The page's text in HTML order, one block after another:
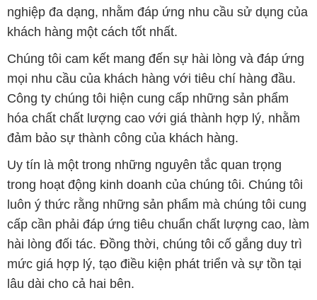
nghiệp đa dạng, nhằm đáp ứng nhu cầu sử dụng của
khách hàng một cách tốt nhất.
Chúng tôi cam kết mang đến sự hài lòng và đáp ứng
mọi nhu cầu của khách hàng với tiêu chí hàng đầu.
Công ty chúng tôi hiện cung cấp những sản phẩm
hóa chất chất lượng cao với giá thành hợp lý, nhằm
đảm bảo sự thành công của khách hàng.
Uy tín là một trong những nguyên tắc quan trọng
trong hoạt động kinh doanh của chúng tôi. Chúng tôi
luôn ý thức rằng những sản phẩm mà chúng tôi cung
cấp cần phải đáp ứng tiêu chuẩn chất lượng cao, làm
hài lòng đối tác. Đồng thời, chúng tôi cố gắng duy trì
mức giá hợp lý, tạo điều kiện phát triển và sự tồn tại
lâu dài cho cả hai bên.